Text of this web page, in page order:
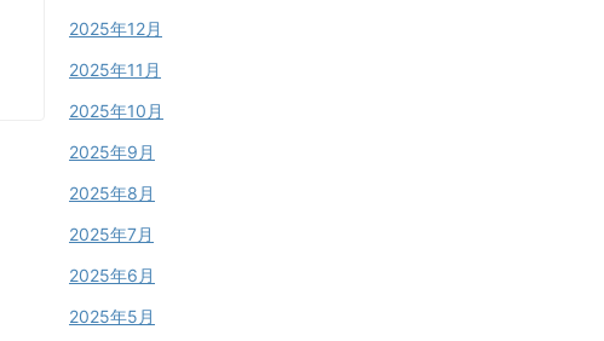
2025年12月
2025年11月
2025年10月
2025年9月
2025年8月
2025年7月
2025年6月
2025年5月